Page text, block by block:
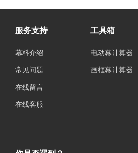
服务支持
幕料介绍
常见问题
在线留言
在线客服
工具箱
电动幕计算器
画框幕计算器